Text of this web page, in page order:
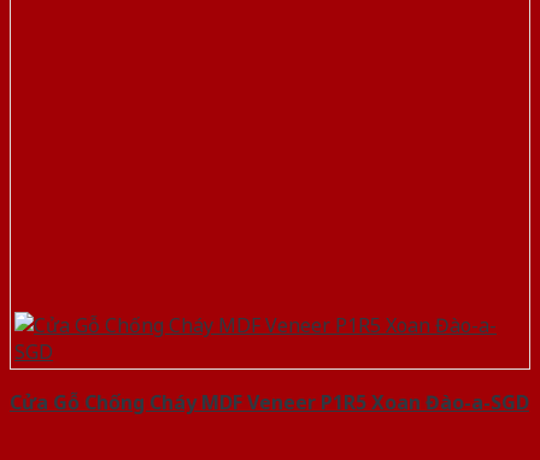
Cửa Gỗ Chống Cháy MDF Veneer P1R5 Xoan Đào-a-SGD